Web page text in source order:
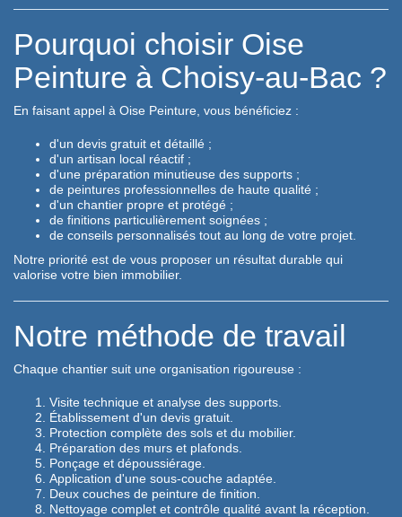
Pourquoi choisir Oise
Peinture à Choisy-au-Bac ?
En faisant appel à Oise Peinture, vous bénéficiez :
d'un devis gratuit et détaillé ;
d'un artisan local réactif ;
d'une préparation minutieuse des supports ;
de peintures professionnelles de haute qualité ;
d'un chantier propre et protégé ;
de finitions particulièrement soignées ;
de conseils personnalisés tout au long de votre projet.
Notre priorité est de vous proposer un résultat durable qui
valorise votre bien immobilier.
Notre méthode de travail
Chaque chantier suit une organisation rigoureuse :
Visite technique et analyse des supports.
Établissement d'un devis gratuit.
Protection complète des sols et du mobilier.
Préparation des murs et plafonds.
Ponçage et dépoussiérage.
Application d'une sous-couche adaptée.
Deux couches de peinture de finition.
Nettoyage complet et contrôle qualité avant la réception.